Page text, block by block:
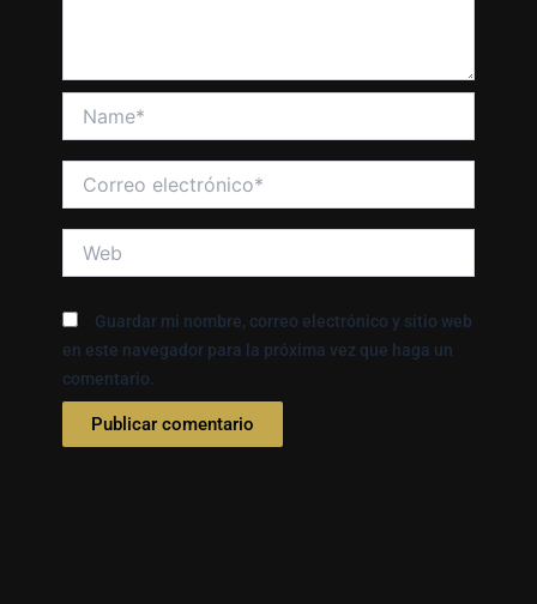
electrónico*
Guardar mi nombre, correo electrónico y sitio web
en este navegador para la próxima vez que haga un
comentario.